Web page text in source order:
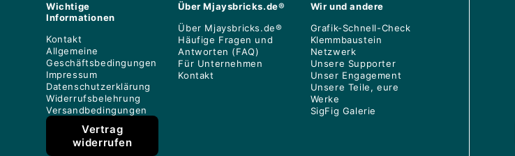
Wichtige
Informationen
Kontakt
Allgemeine
Geschäftsbedingungen
Impressum
Datenschutzerklärung
Widerrufsbelehrung
Versandbedingungen
Vertrag
widerrufen
Über Mjaysbricks.de®
Über Mjaysbricks.de®
Häufige Fragen und
Antworten (FAQ)
Für Unternehmen
Kontakt
Wir und andere
Grafik-Schnell-Check
Klemmbaustein
Netzwerk
Unsere Supporter
Unser Engagement
Unsere Teile, eure
Werke
SigFig Galerie